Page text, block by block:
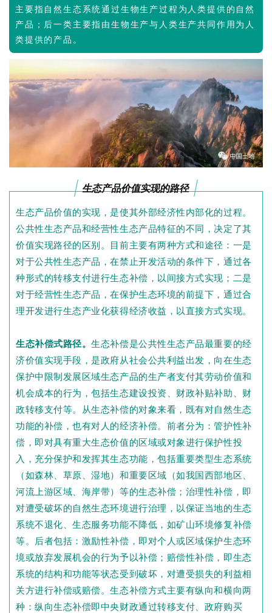
关于我们
联系我们
主要指自然生态系统通过生物生产过程为人类提供的自然
产品；后一类主要指由生物生产与人类生产共同作用为人
类提供的产品。
生态产品价值实现的路径
生态产品价值的实现，是使其外部经济性内部化的过程。
公共性生态产品和经营性生态产品特征的不同，决定了其
价值实现路径的区别。目前主要有两种方式和途径：一是
对于公共性生态产品，在禁止开发活动的条件下，通过各
种形式的转移支付进行生态补偿，以间接方式实现；二是
对于经营性生态产品，在保护生态环境的前提下，通过合
理开发进行生态产业化获得经济收益，以直接方式实现。
生态补偿式路径。生态补偿是公共性生态产品最重要的经
济价值实现手段，是政府从社会公共利益出发，向在生态
保护中限制发展区域生态产品的生产者支付其劳动价值和
机会成本的行为，包括生态建设投资、财政补贴补助、财
政转移支付等。从生态补偿的对象来看，既有对自然生态
功能的补偿，也有对人的经济补偿。前者分为：管护性补
偿，即对具有重大生态价值的区域或对象进行保护性投
入，充分保护和发挥其生态功能，包括重要类型生态系统
（如森林、草原、湿地）和重要区域（如我国西部地区、
河流上游区域、海岸带）等的生态补偿；治理性补偿，即
对遭受破坏的自然生态环境进行治理，以保证当地的生态
系统不退化、生态服务功能不降低，如矿山环境修复补偿
等。后者包括：激励性补偿，即对个人或区域保护生态环
境或放弃发展机会的行为予以补偿；赔偿性补偿，即生态
系统的结构和功能等状态受到破坏，对遭受损失的利益相
关方进行补偿或赔偿。生态补偿方式主要有纵向和横向两
种：纵向生态补偿即中央财政通过转移支付、政府购买